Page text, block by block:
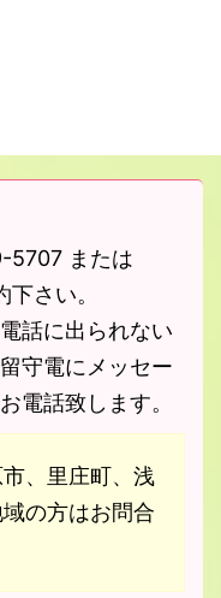
5707 または
さい。
話に出られない
守電にメッセー
電話致します。
、里庄町、浅
の方はお問合